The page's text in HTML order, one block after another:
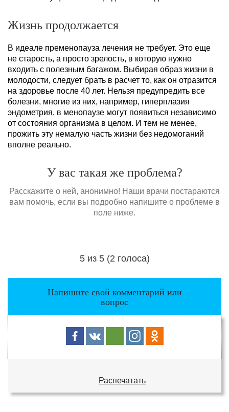
Жизнь продолжается
В идеале пременопауза лечения не требует. Это еще
не старость, а просто зрелость, в которую нужно
входить с полезным багажом. Выбирая образ жизни в
молодости, следует брать в расчет то, как он отразится
на здоровье после 40 лет. Нельзя предупредить все
болезни, многие из них, например, гиперплазия
эндометрия, в менопаузе могут появиться независимо
от состояния организма в целом. И тем не менее,
прожить эту немалую часть жизни без недомоганий
вполне реально.
У вас такая же проблема?
Расскажите о ней, анонимно! Наши врачи постараются
вам помочь, если вы подробно напишите о проблеме в
поле ниже.
Загрузка...
5 из 5 (2 голоса)
Напишите свой комментарий или
вопрос
Распечатать